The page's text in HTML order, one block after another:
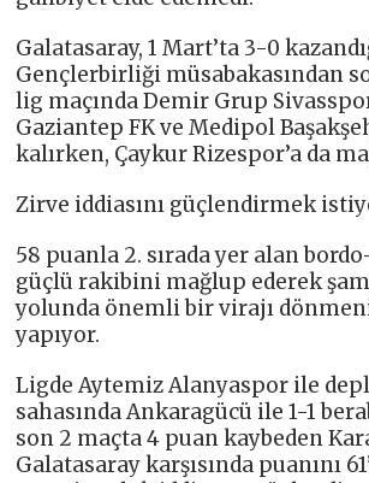
Galatasaray, 1 Mart’ta 3-0
Gençlerbirliği müsabakasından
lig maçında Demir Grup
Gaziantep FK ve Medipol
kalırken, Çaykur Rizespor’a da
Zirve iddiasını güçlendirmek
58 puanla 2. sırada yer alan
güçlü rakibini mağlup ederek
yolunda önemli bir virajı
yapıyor.
Ligde Aytemiz Alanyaspor ile
sahasında Ankaragücü ile 1-1
son 2 maçta 4 puan kaybeden
Galatasaray karşısında puanını